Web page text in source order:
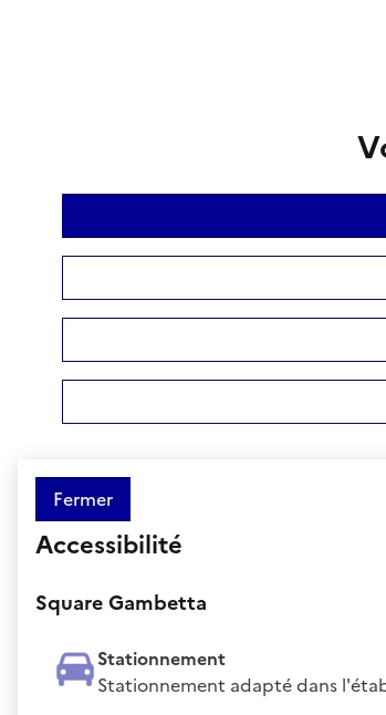
Fermer
Accessibilité
Square Gambetta
Stationnement
Stationnement adapté dans